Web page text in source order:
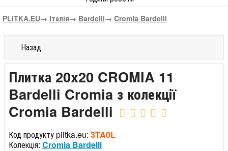
PLITKA.EU→ Італія→ Bardelli→ Cromia Bardelli
Назад
Плитка 20x20 CROMIA 11
Bardelli Cromia з колекції
Cromia Bardelli
Код продукту plitka.eu: 3TA0L
Колекція: Cromia Bardelli